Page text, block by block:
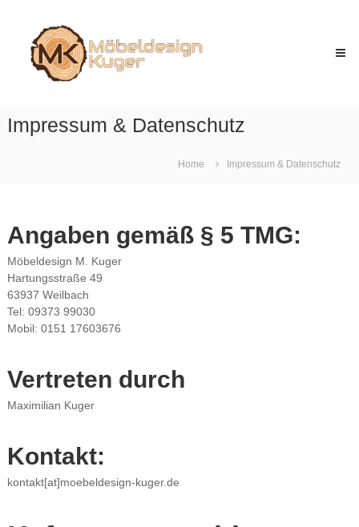
contentKuger
Handgefertigte
Massivholzmöbel
Impressum & Datenschutz
Home Impressum & Datenschutz
Angaben gemäß § 5 TMG:
Möbeldesign M. Kuger
Hartungsstraße 49
63937 Weilbach
Tel: 09373 99030
Mobil: 0151 17603676
Vertreten durch
Maximilian Kuger
Kontakt:
kontakt[at]moebeldesign-kuger.de